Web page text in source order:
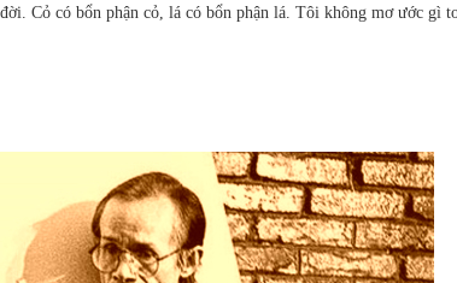
Cỏ có bổn phận cỏ, lá có bổn phận lá. Tôi không mơ ước gì